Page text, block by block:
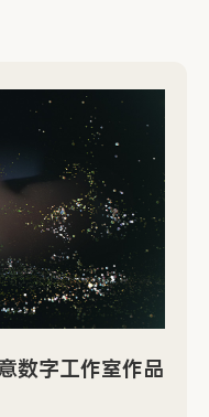
数字工作室作品